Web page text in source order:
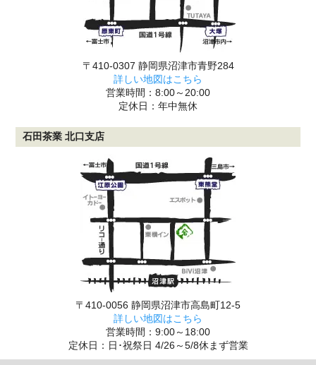
〒410-0307 静岡県沼津市青野284
詳しい地図はこちら
営業時間：8:00～20:00
定休日：年中無休
石田茶業 北口支店
〒410-0056 静岡県沼津市高島町12-5
詳しい地図はこちら
営業時間：9:00～18:00
定休日：日･祝祭日 4/26～5/8休まず営業